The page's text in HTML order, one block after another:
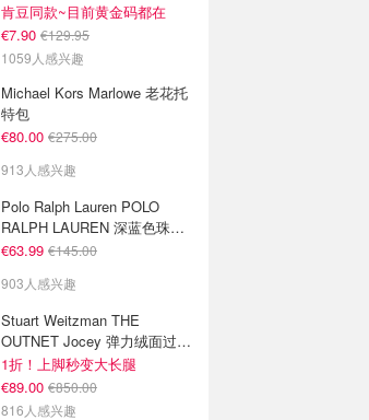
肯豆同款~目前黄金码都在
€7.90 €129.95
1059人感兴趣
Michael Kors Marlowe 老花托
特包
€80.00 €275.00
913人感兴趣
Polo Ralph Lauren POLO
RALPH LAUREN 深蓝色珠地
布 Polo衫
€63.99 €145.00
903人感兴趣
Stuart Weitzman THE
OUTNET Jocey 弹力绒面过膝
靴
1折！上脚秒变大长腿
€89.00 €850.00
816人感兴趣